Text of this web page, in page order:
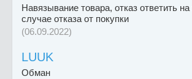
Навязывание товара, отказ ответить на
случае отказа от покупки
(06.09.2022)
LUUK
Обман